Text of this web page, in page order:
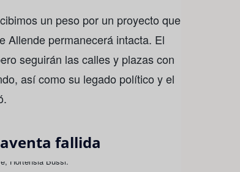
un peso por un proyecto que
Allende permanecerá intacta. El
seguirán las calles y plazas con
así como su legado político y el
fallida